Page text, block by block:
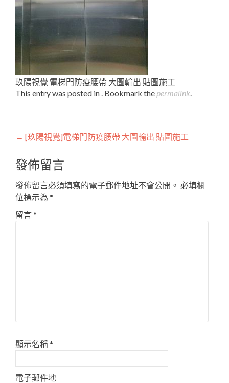
玖陽視覺 電梯門防疫腰帶 大圖輸出 貼圖施工
This entry was posted in . Bookmark the permalink.
Post
navigation
← [玖陽視覺]電梯門防疫腰帶 大圖輸出 貼圖施工
發佈留言
發佈留言必須填寫的電子郵件地址不會公開。 必填欄
位標示為 *
留言*
顯示名稱*
電子郵件地